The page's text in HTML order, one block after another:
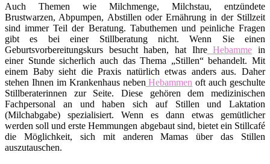
Auch Themen wie Milchmenge, Milchstau, entzündete
Brustwarzen, Abpumpen, Abstillen oder Ernährung in der Stillzeit
sind immer Teil der Beratung. Tabuthemen und peinliche Fragen
gibt es bei einer Stillberatung nicht. Wenn Sie einen
Geburtsvorbereitungskurs besucht haben, hat IhreHebamme in
einer Stunde sicherlich auch das Thema „Stillen“ behandelt. Mit
einem Baby sieht die Praxis natürlich etwas anders aus. Daher
stehen Ihnen im Krankenhaus neben Hebammen oft auch geschulte
Stillberaterinnen zur Seite. Diese gehören dem medizinischen
Fachpersonal an und haben sich auf Stillen und Laktation
(Milchabgabe) spezialisiert. Wenn es dann etwas gemütlicher
werden soll und erste Hemmungen abgebaut sind, bietet ein Stillcafé
die Möglichkeit, sich mit anderen Mamas über das Stillen
auszutauschen.